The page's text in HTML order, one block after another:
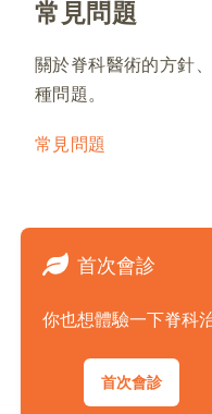
常見問題
關於脊科醫術的方針
種問題。
常見問題
首次會診
你也想體驗一下脊科
首次會診